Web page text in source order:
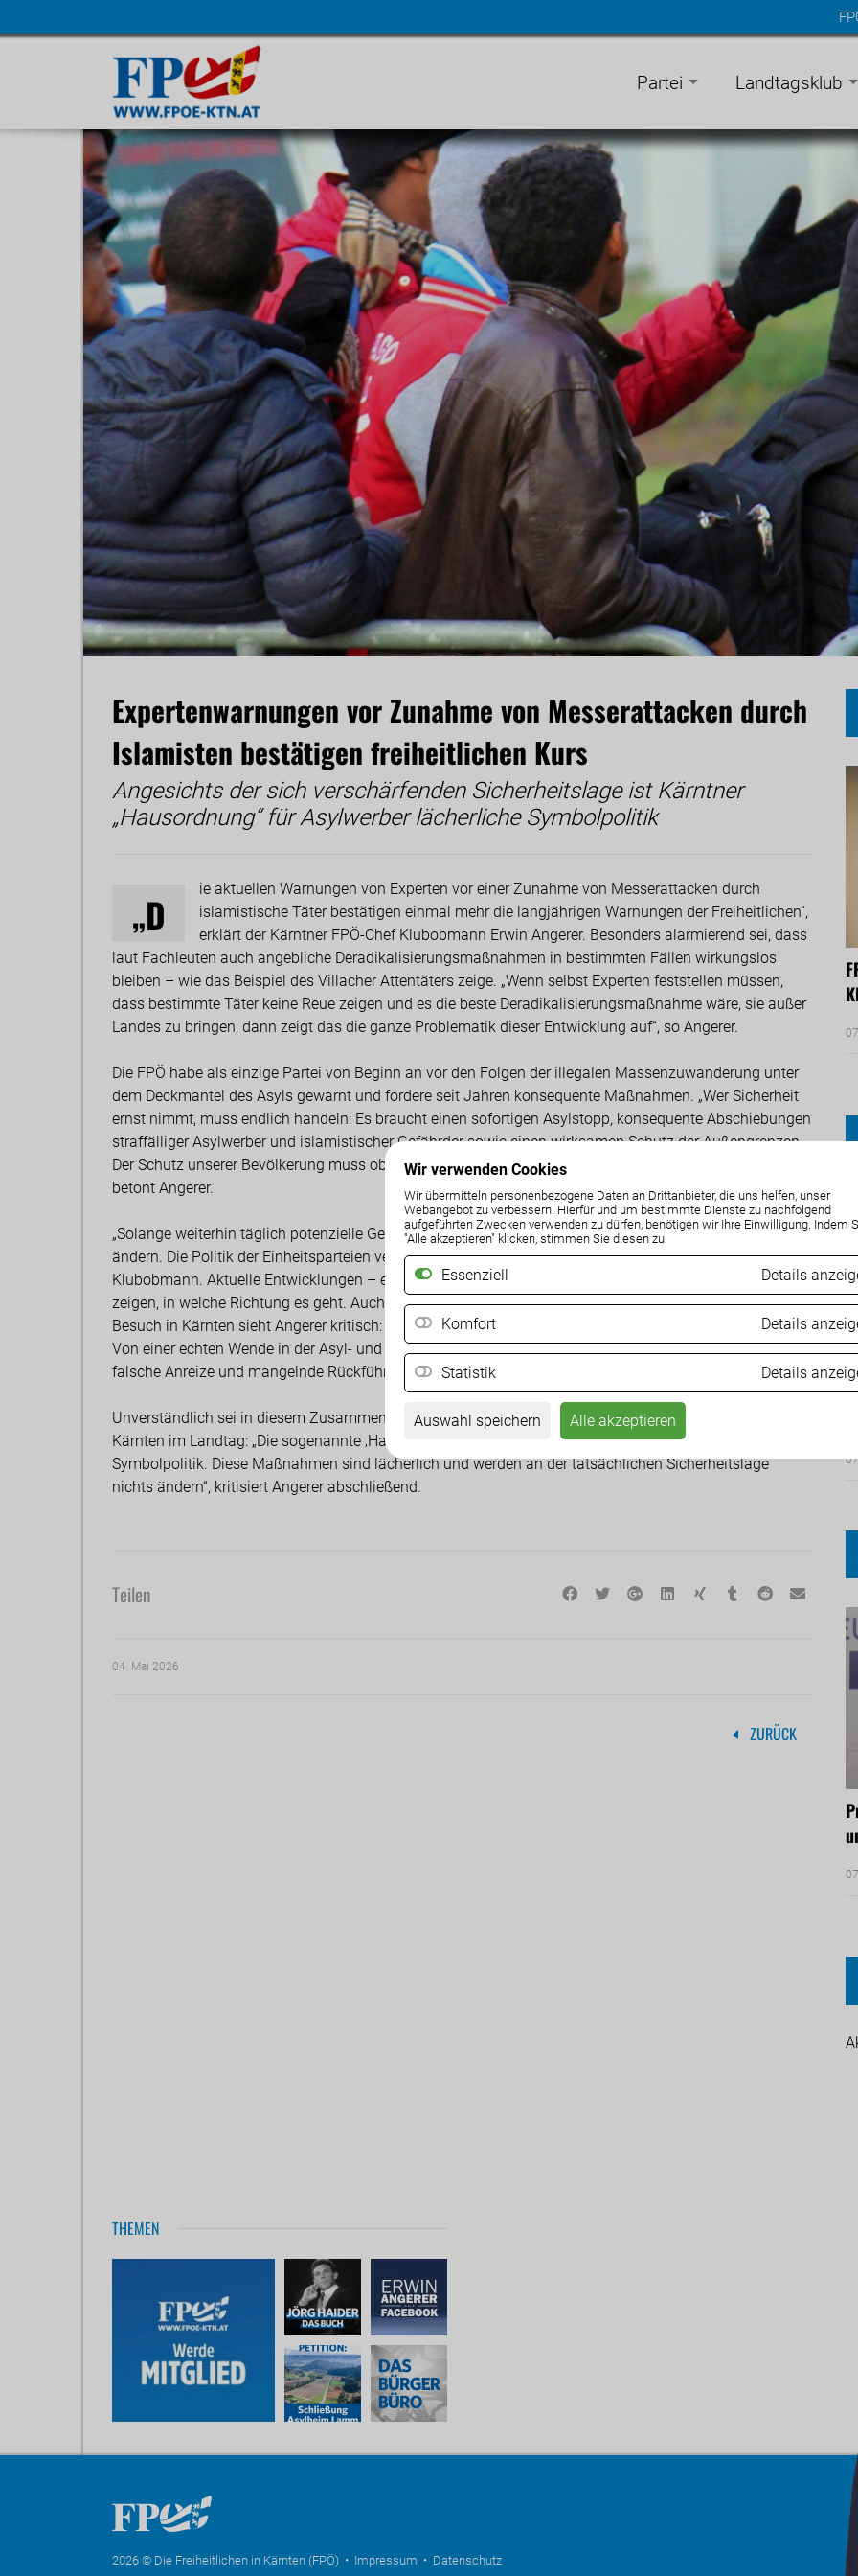
Wir verwenden Cookies
Wir übermitteln personenbezogene Daten an Drittanbieter, die uns helfen, unser
Webangebot zu verbessern. Hierfür und um bestimmte Dienste zu nachfolgend
aufgeführten Zwecken verwenden zu dürfen, benötigen wir Ihre Einwilligung. Indem
"Alle akzeptieren" klicken, stimmen Sie diesen zu.
Essenziell Details
Komfort Details
Statistik Details
Auswahl speichern Alle akzeptieren
Navigation
Partei Landtagsklub
Expertenwarnungen vor Zunahme von Messerattacken durch
Islamisten bestätigen freiheitlichen Kurs
Angesichts der sich verschärfenden Sicherheitslage ist Kärntner
„Hausordnung“ für Asylwerber lächerliche Symbolpolitik
„D
ie aktuellen Warnungen von Experten vor einer Zunahme von Messerattacken durch
islamistische Täter bestätigen einmal mehr die langjährigen Warnungen der Freiheitlichen“,
erklärt der Kärntner FPÖ-Chef Klubobmann Erwin Angerer. Besonders alarmierend sei, dass
laut Fachleuten auch angebliche Deradikalisierungsmaßnahmen in bestimmten Fällen wirkungslos
bleiben – wie das Beispiel des Villacher Attentäters zeige. „Wenn selbst Experten feststellen müssen,
dass bestimmte Täter keine Reue zeigen und es die beste Deradikalisierungsmaßnahme wäre, sie außer
Landes zu bringen, dann zeigt das die ganze Problematik dieser Entwicklung auf“, so Angerer.
Die FPÖ habe als einzige Partei von Beginn an vor den Folgen der illegalen Massenzuwanderung unter
dem Deckmantel des Asyls gewarnt und fordere seit Jahren konsequente Maßnahmen. „Wer Sicherheit
ernst nimmt, muss endlich handeln: Es braucht einen sofortigen Asylstopp, konsequente Abschiebungen
straffälliger Asylwerber und islamistischer Gefährder sowie einen wirksamen Schutz der Außengrenzen.
Der Schutz unserer Bevölkerung muss oberste Priorität haben – genau hier versagt die derzeitige Politik“,
betont Angerer.
„Solange weiterhin täglich potenzielle Gefährder ins Land kommen, wird sich an der Situation nichts
ändern. Die Politik der Einheitsparteien verschärft die Problematik sogar noch“, warnt der FPÖ-
Klubobmann. Aktuelle Entwicklungen – etwa laufende Verfahren in Deutschland – würden deutlich
zeigen, in welche Richtung es geht. Auch die jüngsten Aussagen von Magnus Brunner bei seinem
Besuch in Kärnten sieht Angerer kritisch: „Die derzeitigen Maßnahmen der EU sind völlig unzureichend.
Von einer echten Wende in der Asyl- und Migrationspolitik kann keine Rede sein. Offene Grenzen,
falsche Anreize und mangelnde Rückführungen prägen weiterhin das System.“
Unverständlich sei in diesem Zusammenhang auch der jüngste Beschluss von SPÖ, ÖVP und Team
Kärnten im Landtag: „Die sogenannte ‚Hausordnung‘ für Asylwerber ist nichts anderes als reine
Symbolpolitik. Diese Maßnahmen sind lächerlich und werden an der tatsächlichen Sicherheitslage
nichts ändern“, kritisiert Angerer abschließend.
Teilen
04. Mai 2026
ZURÜCK
THEMEN
2026 © Die Freiheitlichen in Kärnten (FPÖ) • Impressum • Datenschutz